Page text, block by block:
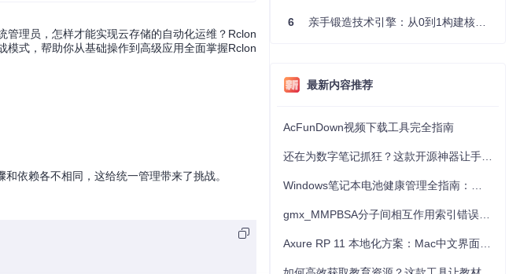
理员，怎样才能实现云存储的自动化运维？Rclon
式，帮助你从基础操作到高级应用全面掌握Rclon
依赖各不相同，这给统一管理带来了挑战。
6 亲手锻造技术引擎：从0到1构建核心系统的实践指南
最新内容推荐
AcFunDown视频下载工具完全指南